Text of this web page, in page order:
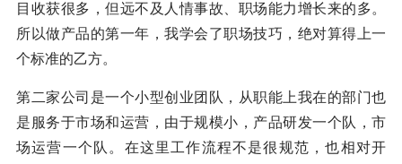
目收获很多，但远不及人情事故、职场能力增长来的多。
所以做产品的第一年，我学会了职场技巧，绝对算得上一
个标准的乙方。
第二家公司是一个小型创业团队，从职能上我在的部门也
是服务于市场和运营，由于规模小，产品研发一个队，市
场运营一个队。在这里工作流程不是很规范，也相对开